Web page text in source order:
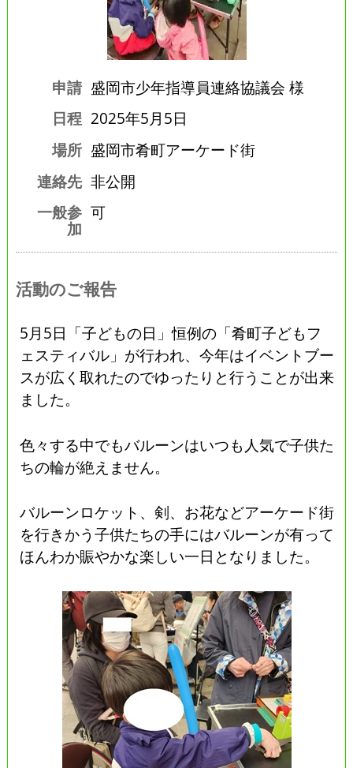
申請 盛岡市少年指導員連絡協議会 様
日程 2025年5月5日
場所 盛岡市肴町アーケード街
連絡先 非公開
一般参
加
可
活動のご報告
5月5日「子どもの日」恒例の「肴町子どもフ
ェスティバル」が行われ、今年はイベントブー
スが広く取れたのでゆったりと行うことが出来
ました。
色々する中でもバルーンはいつも人気で子供た
ちの輪が絶えません。
バルーンロケット、剣、お花などアーケード街
を行きかう子供たちの手にはバルーンが有って
ほんわか賑やかな楽しい一日となりました。